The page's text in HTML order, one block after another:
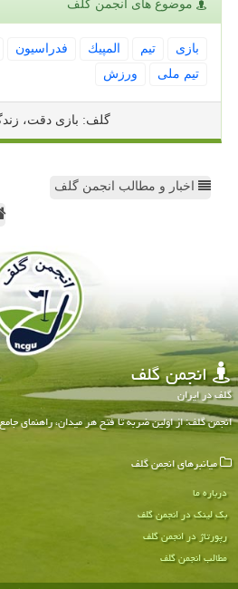
موضوع های انجمن گلف
بازی تیم المپیك فدراسیون
تیم ملی
ورزش
گلف: بازی دقت،
اخبار و مطالب انجمن گلف
انجمن گلف
گلف در ایران
انجمن گلف: از اولین ضربه تا فتح هر میدان، راهنمای
میانبرهای انجمن گلف
درباره ما
بک لینک در انجمن گلف
رپورتاژ در انجمن گلف
مطالب انجمن گلف